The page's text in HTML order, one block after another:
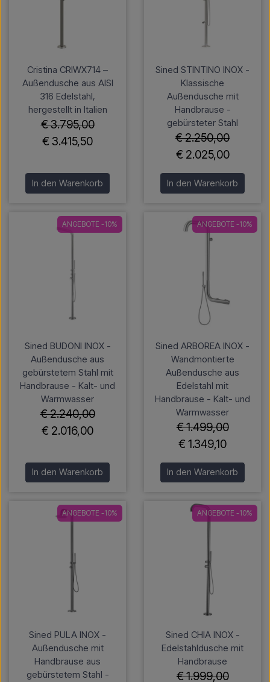
Cristina CRIWX714 –
Außendusche aus AISI
316 Edelstahl,
hergestellt in Italien
€ 3.795,00
€ 3.415,50
In den Warenkorb
Sined STINTINO INOX -
Klassische
Außendusche mit
Handbrause -
gebürsteter Stahl
€ 2.250,00
€ 2.025,00
In den Warenkorb
ANGEBOTE -10%
Sined BUDONI INOX -
Außendusche aus
gebürstetem Stahl mit
Handbrause - Kalt- und
Warmwasser
€ 2.240,00
€ 2.016,00
In den Warenkorb
ANGEBOTE -10%
Sined ARBOREA INOX -
Wandmontierte
Außendusche aus
Edelstahl mit
Handbrause - Kalt- und
Warmwasser
€ 1.499,00
€ 1.349,10
In den Warenkorb
ANGEBOTE -10%
Sined PULA INOX -
Außendusche mit
Handbrause aus
gebürstetem Stahl -
ANGEBOTE -10%
Sined CHIA INOX -
Edelstahldusche mit
Handbrause
€ 1.999,00